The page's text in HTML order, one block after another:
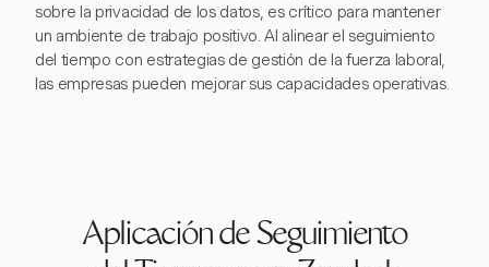
sobre la privacidad de los datos, es crítico para mantener
un ambiente de trabajo positivo. Al alinear el seguimiento
del tiempo con estrategias de gestión de la fuerza laboral,
las empresas pueden mejorar sus capacidades operativas.
Aplicación de Seguimiento